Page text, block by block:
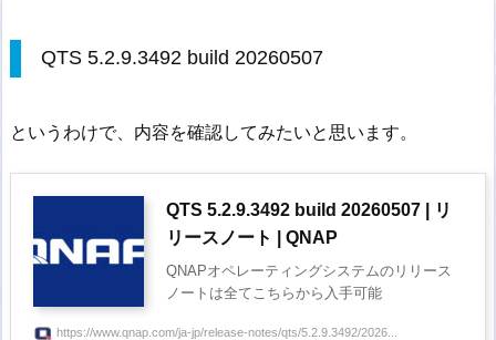
QTS 5.2.9.3492 build 20260507
というわけで、内容を確認してみたいと思います。
QTS 5.2.9.3492 build 20260507 | リ
リースノート | QNAP
QNAPオペレーティングシステムのリリース
ノートは全てこちらから入手可能
https://www.qnap.com/ja-jp/release-notes/qts/5.2.9.3492/2026...